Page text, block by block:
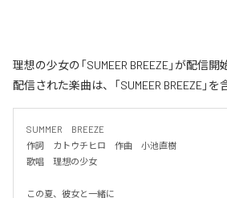
理想の少女の「SUMEER BREEZE」が配信
配信された楽曲は、「SUMEER BREEZE」を
SUMMER　BREEZE
作詞　カトウチヒロ　作曲　小池直樹
歌唱　理想の少女
この夏、彼女と一緒に